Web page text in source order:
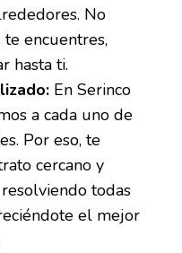
No
encuentres,
hasta ti.
En Serinco
a cada uno de
Por eso, te
cercano y
todas
el mejor